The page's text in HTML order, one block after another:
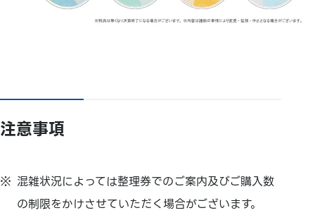
注意事項
混雑状況によっては整理券でのご案内及びご購入数
の制限をかけさせていただく場合がございます。